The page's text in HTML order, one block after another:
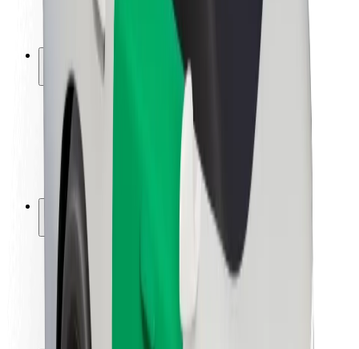
მედია
ურბანული ფონდი
მგზავრების უსაფრთხოება
მძღოლების უსაფრთხოება
სკუტერის უსაფრთხოება
უსაფრთხოება
ქალაქები
ლოკაციები
ქალაქი უკეთესობისკენ
აეროპორტები
Bolt-ის დასატენი სადგური